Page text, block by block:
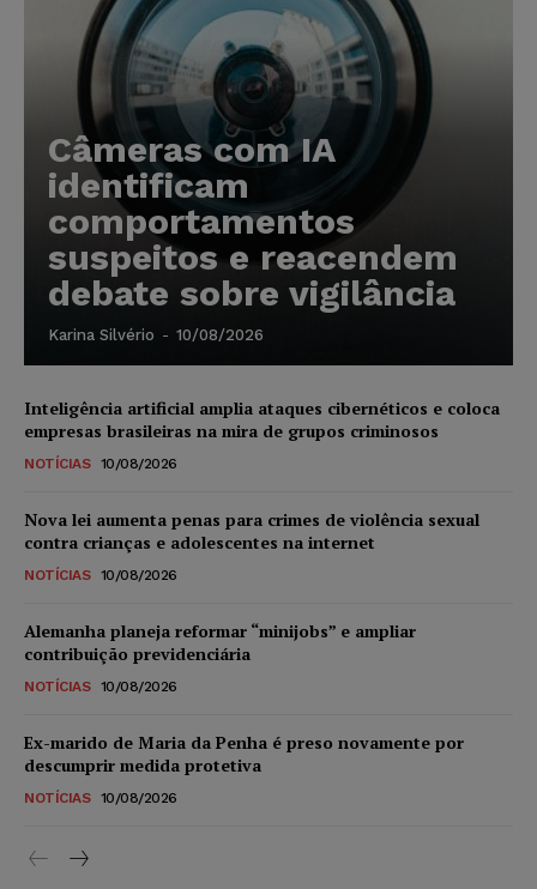
Câmeras com IA
identificam
comportamentos
suspeitos e reacendem
debate sobre vigilância
Karina Silvério - 10/08/2026
Inteligência artificial amplia ataques cibernéticos e coloca
empresas brasileiras na mira de grupos criminosos
NOTÍCIAS 10/08/2026
Nova lei aumenta penas para crimes de violência sexual
contra crianças e adolescentes na internet
NOTÍCIAS 10/08/2026
Alemanha planeja reformar “minijobs” e ampliar
contribuição previdenciária
NOTÍCIAS 10/08/2026
Ex-marido de Maria da Penha é preso novamente por
descumprir medida protetiva
NOTÍCIAS 10/08/2026